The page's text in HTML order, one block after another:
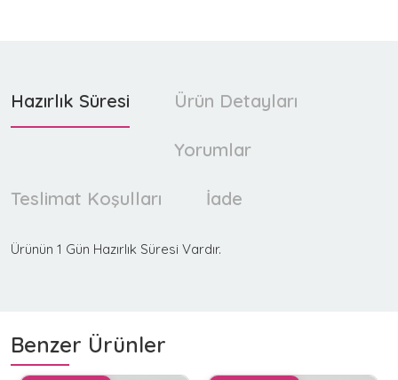
Hazırlık Süresi Ürün Detayları
Yorumlar
Teslimat Koşulları İade
Ürünün 1 Gün Hazırlık Süresi Vardır.
Benzer Ürünler